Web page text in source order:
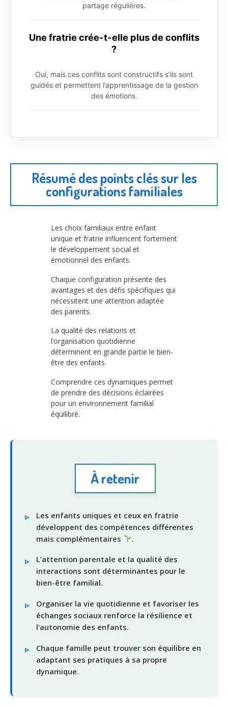
partage régulières.
Une fratrie crée-t-elle plus de conflits
?
Oui, mais ces conflits sont constructifs s’ils sont
guidés et permettent l’apprentissage de la gestion
des émotions.
Résumé des points clés sur les
configurations familiales
Les choix familiaux entre enfant
unique et fratrie influencent fortement
le développement social et
émotionnel des enfants.
Chaque configuration présente des
avantages et des défis spécifiques qui
nécessitent une attention adaptée
des parents.
La qualité des relations et
l’organisation quotidienne
déterminent en grande partie le bien-
être des enfants.
Comprendre ces dynamiques permet
de prendre des décisions éclairées
pour un environnement familial
équilibré.
À retenir
Les enfants uniques et ceux en fratrie
développent des compétences différentes
mais complémentaires
.
L’attention parentale et la qualité des
interactions sont déterminantes pour le
bien-être familial.
Organiser la vie quotidienne et favoriser les
échanges sociaux renforce la résilience et
l’autonomie des enfants.
Chaque famille peut trouver son équilibre en
adaptant ses pratiques à sa propre
dynamique.